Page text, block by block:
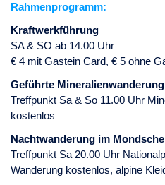
Rahmenprogramm:
Kraftwerkführung
SA & SO ab 14.00 Uhr
€ 4 mit Gastein Card, € 5 ohne
Geführte Mineralienwanderung
Treffpunkt Sa & So 11.00 Uhr
kostenlos
Nachtwanderung im
Treffpunkt Sa 20.00 Uhr
Wanderung kostenlos, alpine